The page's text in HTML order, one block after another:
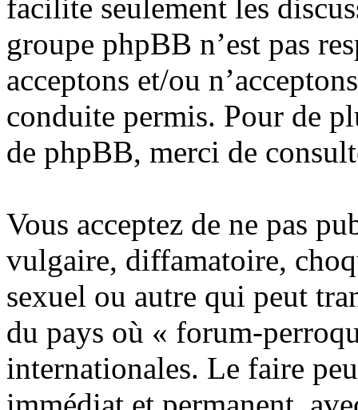
facilite seulement les
groupe phpBB n’est pas
acceptons et/ou
conduite permis. Pour de
de phpBB, merci de
Vous acceptez de ne pas
vulgaire, diffamatoire,
sexuel ou autre qui peut
du pays où « forum-
internationales. Le faire